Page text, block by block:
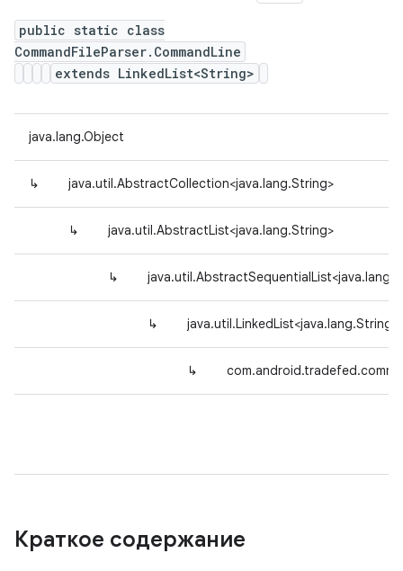
public static class
CommandFileParser.CommandLine
extends LinkedList<String>
java.lang.Object
↳ java.util.AbstractCollection<java.lang.String>
↳ java.util.AbstractList<java.lang.String>
↳
↳ java.util.LinkedList<java.lang.String>
↳
Краткое содержание